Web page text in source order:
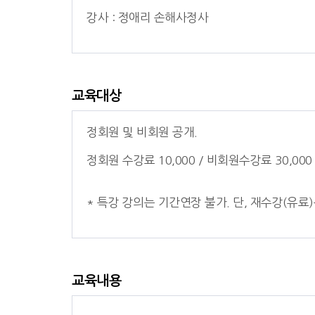
강사 : 정애리 손해사정사
교육대상
정회원 및 비회원 공개.
정회원 수강료 10,000 / 비회원수강료 30,000
* 특강 강의는 기간연장 불가. 단, 재수강(유료)
교육내용